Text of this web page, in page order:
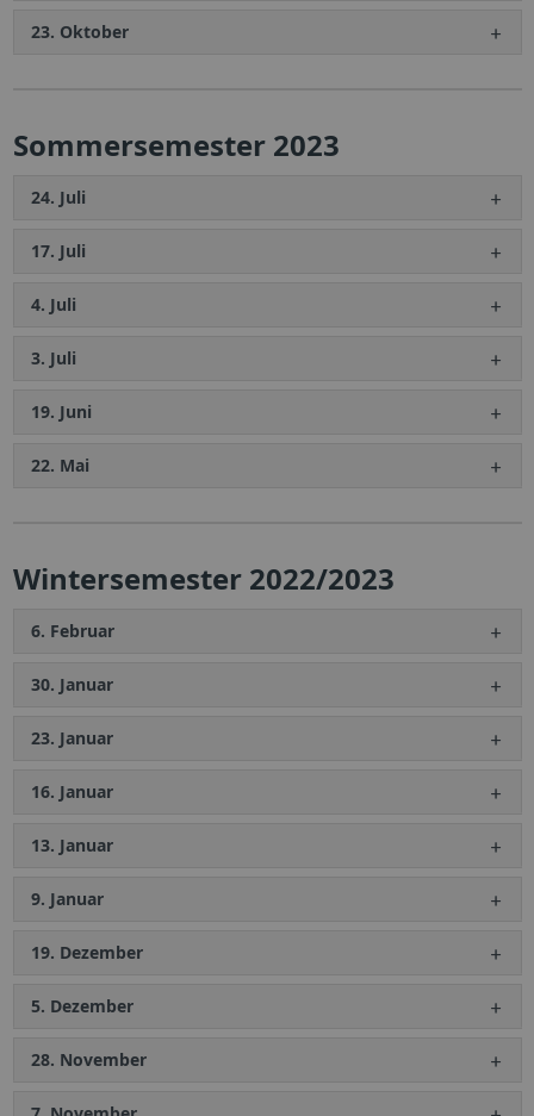
23. Oktober
Sommersemester 2023
24. Juli
17. Juli
4. Juli
3. Juli
19. Juni
22. Mai
Wintersemester 2022/2023
6. Februar
30. Januar
23. Januar
16. Januar
13. Januar
9. Januar
19. Dezember
5. Dezember
28. November